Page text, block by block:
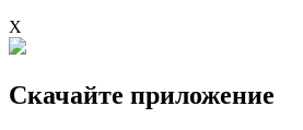
X
Скачайте приложение